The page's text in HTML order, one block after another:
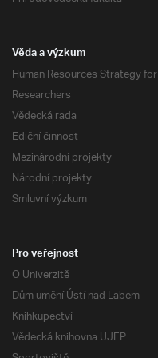
Věda a výzkum
Human Resources Strategy for
Researchers
Vědecká rada
Ediční činnost
Mezinárodní projekty
Národní projekty
Smluvní výzkum
Pro veřejnost
O Univerzitě
Dům umění Ústí nad Labem
Knihkupectví
Vědecká knihovna UJEP